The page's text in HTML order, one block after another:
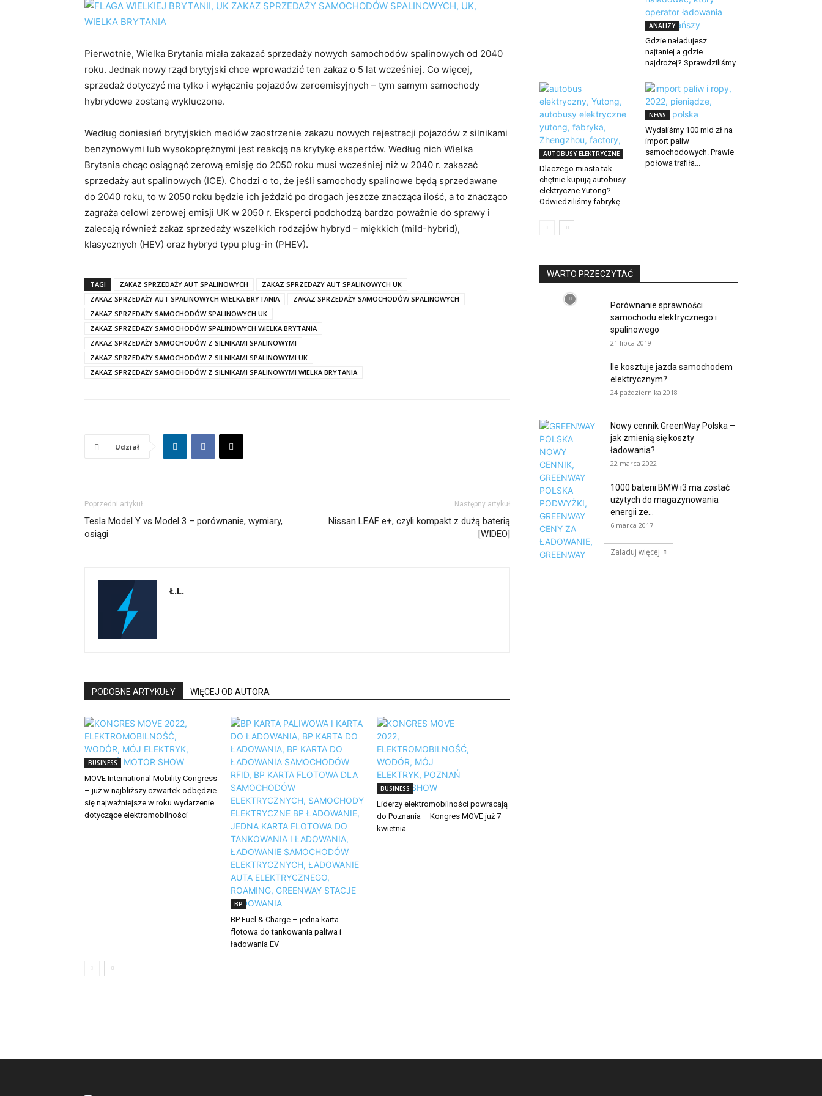
Pierwotnie, Wielka Brytania miała zakazać sprzedaży nowych samochodów spalinowych od 2040
roku. Jednak nowy rząd brytyjski chce wprowadzić ten zakaz o 5 lat wcześniej. Co więcej,
sprzedaż dotyczyć ma tylko i wyłącznie pojazdów zeroemisyjnych – tym samym samochody
hybrydowe zostaną wykluczone.
Według doniesień brytyjskich mediów zaostrzenie zakazu nowych rejestracji pojazdów z silnikami
benzynowymi lub wysokoprężnymi jest reakcją na krytykę ekspertów. Według nich Wielka
Brytania chcąc osiągnąć zerową emisję do 2050 roku musi wcześniej niż w 2040 r. zakazać
sprzedaży aut spalinowych (ICE). Chodzi o to, że jeśli samochody spalinowe będą sprzedawane
do 2040 roku, to w 2050 roku będzie ich jeździć po drogach jeszcze znacząca ilość, a to znacząco
zagraża celowi zerowej emisji UK w 2050 r. Eksperci podchodzą bardzo poważnie do sprawy i
zalecają również zakaz sprzedaży wszelkich rodzajów hybryd – miękkich (mild-hybrid),
klasycznych (HEV) oraz hybryd typu plug-in (PHEV).
TAGI ZAKAZ SPRZEDAŻY AUT SPALINOWYCH
ZAKAZ SPRZEDAŻY AUT SPALINOWYCH UK
ZAKAZ SPRZEDAŻY AUT SPALINOWYCH WIELKA BRYTANIA
ZAKAZ SPRZEDAŻY SAMOCHODÓW SPALINOWYCH
ZAKAZ SPRZEDAŻY SAMOCHODÓW SPALINOWYCH UK
ZAKAZ SPRZEDAŻY SAMOCHODÓW SPALINOWYCH WIELKA BRYTANIA
ZAKAZ SPRZEDAŻY SAMOCHODÓW Z SILNIKAMI SPALINOWYMI
ZAKAZ SPRZEDAŻY SAMOCHODÓW Z SILNIKAMI SPALINOWYMI UK
ZAKAZ SPRZEDAŻY SAMOCHODÓW Z SILNIKAMI SPALINOWYMI WIELKA BRYTANIA
Udział
Poprzedni artykuł
Tesla Model Y vs Model 3 – porównanie, wymiary,
osiągi
Następny artykuł
Nissan LEAF e+, czyli kompakt z dużą baterią
[WIDEO]
Ł.L.
PODOBNE ARTYKUŁY WIĘCEJ OD AUTORA
BUSINESS
MOVE International Mobility Congress
– już w najbliższy czwartek odbędzie
się najważniejsze w roku wydarzenie
dotyczące elektromobilności
BP
BP Fuel & Charge – jedna karta
flotowa do tankowania paliwa i
ładowania EV
BUSINESS
Liderzy elektromobilności powracają
do Poznania – Kongres MOVE już 7
kwietnia
ANALIZY
Gdzie naładujesz
najtaniej a gdzie
najdrożej? Sprawdziliśmy
AUTOBUSY ELEKTRYCZNE
Dlaczego miasta tak
chętnie kupują autobusy
elektryczne Yutong?
Odwiedziliśmy fabrykę
NEWS
Wydaliśmy 100 mld zł na
import paliw
samochodowych. Prawie
połowa trafiła...
WARTO PRZECZYTAĆ
Porównanie sprawności
samochodu elektrycznego i
spalinowego
21 lipca 2019
Ile kosztuje jazda samochodem
elektrycznym?
24 października 2018
Nowy cennik GreenWay Polska –
jak zmienią się koszty
ładowania?
22 marca 2022
1000 baterii BMW i3 ma zostać
użytych do magazynowania
energii ze...
6 marca 2017
Załaduj więcej